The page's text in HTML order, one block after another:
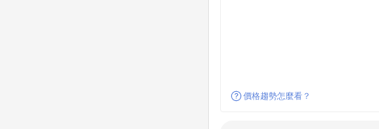
價格趨勢怎麼看？